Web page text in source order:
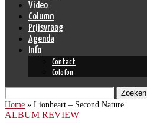
Video
Column
Prijsvraag
Agenda
Info
Contact
Colofon
Zoeken
Home » Lionheart – Second Nature
ALBUM REVIEW